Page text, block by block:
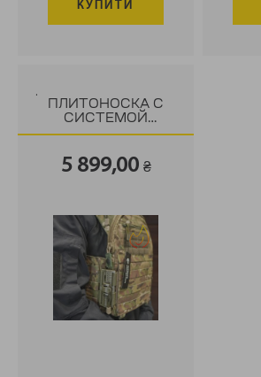
КУПИТИ
.
ПЛИТОНОСКА С
СИСТЕМОЙ
БЫСТРОГО
VEST .
5 899,00 ₴